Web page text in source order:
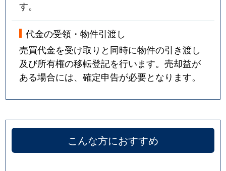
す。
代金の受領・物件引渡し
売買代金を受け取りと同時に物件の引き渡し
及び所有権の移転登記を行います。売却益が
ある場合には、確定申告が必要となります。
こんな方におすすめ